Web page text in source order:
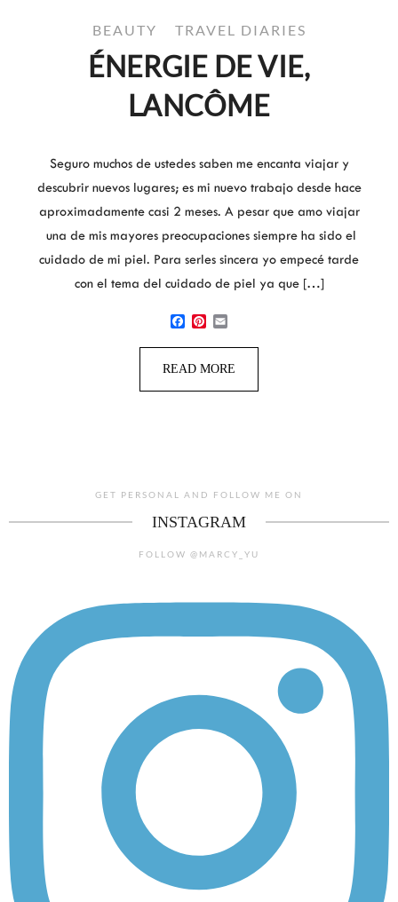
BEAUTY TRAVEL DIARIES
ÉNERGIE DE VIE,
LANCÔME
Seguro muchos de ustedes saben me encanta viajar y
descubrir nuevos lugares; es mi nuevo trabajo desde hace
aproximadamente casi 2 meses. A pesar que amo viajar
una de mis mayores preocupaciones siempre ha sido el
cuidado de mi piel. Para serles sincera yo empecé tarde
con el tema del cuidado de piel ya que […]
READ MORE
GET PERSONAL AND FOLLOW ME ON
INSTAGRAM
FOLLOW @MARCY_YU